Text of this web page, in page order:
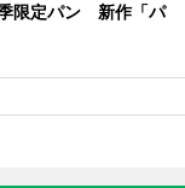
限定パン 新作「パ